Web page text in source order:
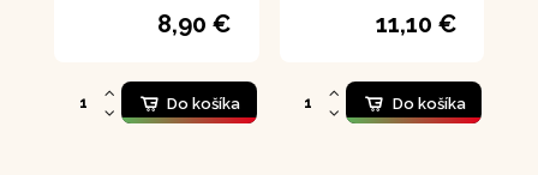
ako protijed v
prípade hmyzieho,
Nie je určené pre
deti.
8,90 €
Do košíka
11,10 €
Do košíka